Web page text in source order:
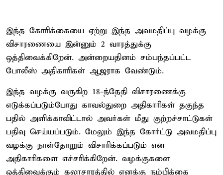
இந்த கோரிக்கையை ஏற்று இந்த அவமதிப்பு வழக்கு
விசாரணையை இன்னும் 2 வாரத்துக்கு
ஒத்திவைக்கிறேன். அன்றையதினம் சம்பந்தப்பட்ட
போலீஸ் அதிகாரிகள் ஆஜராக வேண்டும்.
இந்த வழக்கு வருகிற 18-ந்தேதி விசாரணைக்கு
எடுக்கப்படும்போது காவல்துறை அதிகாரிகள் தகுந்த
பதில் அளிக்காவிட்டால் அவர்கள் மீது குற்றச்சாட்டுகள்
பதிவு செய்யப்படும். மேலும் இந்த கோர்ட்டு அவமதிப்பு
வழக்கு நாள்தோறும் விசாரிக்கப்படும் என
அதிகாரிகளை எச்சரிக்கிறேன். வழக்குகளை
ஒத்திவைக்கும் கலாசாரத்தில் எனக்கு நம்பிக்கை